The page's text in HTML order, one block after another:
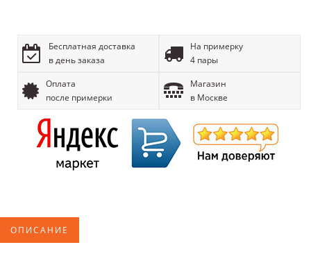
Бесплатная доставка
в день заказа
На примерку
4 пары
Оплата
после примерки
Магазин
в Москве
ОПИСАНИЕ